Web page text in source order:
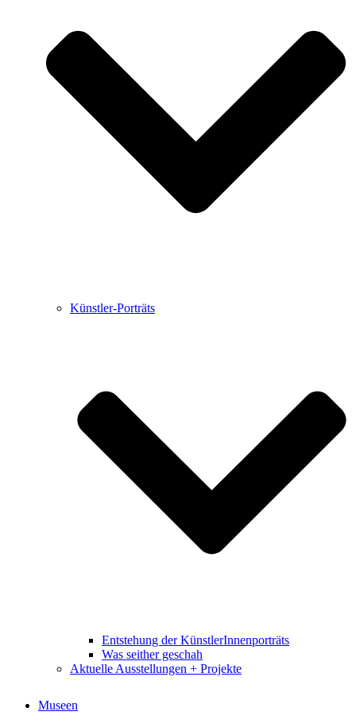
Buchbesprechungen von Harald Schwiers
Haralds Streifzüge
Hörtipps von Harald Schwiers
Kunstausflüge mit Sigrid Balke
Marc Peschke – Out of The Länd
Buchtipps von Uli Rothfuss
Künstler-Porträts
Entstehung der KünstlerInnenporträts
Was seither geschah
Aktuelle Ausstellungen + Projekte
Museen